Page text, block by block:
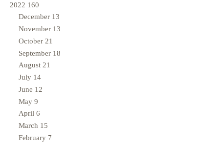
2022 160
December 13
November 13
October 21
September 18
August 21
July 14
June 12
May 9
April 6
March 15
February 7